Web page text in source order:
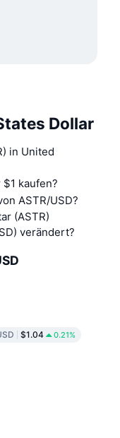
Dollar
in United
kaufen?
ASTR/USD?
(ASTR)
verändert?
$1.04 0.21%